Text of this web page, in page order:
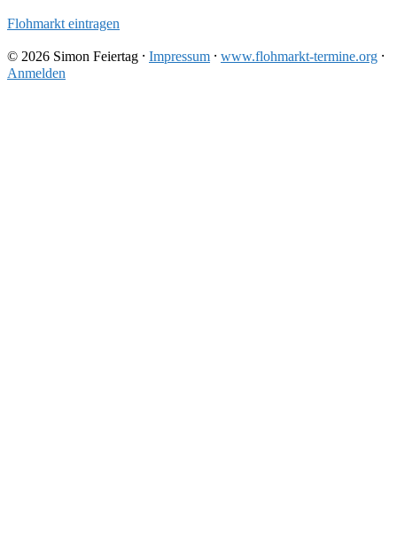
Flohmarkt eintragen
© 2026 Simon Feiertag ⸱ Impressum ⸱ www.flohmarkt-termine.org ⸱
Anmelden